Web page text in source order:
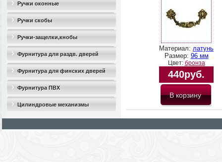
Ручки оконные
Ручки скобы
Ручки-защелки,кнобы
Фурнитура для раздв. дверей
Фурнитура для финских дверей
Фурнитура ПВХ
Цилиндровые механизмы
Материал: латунь
Размер: 96 мм
Цвет: бронза
440руб.